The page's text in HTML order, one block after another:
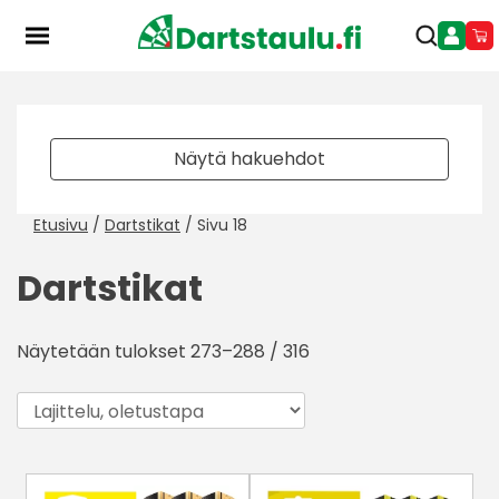
Näytä hakuehdot
Etusivu / Dartstikat / Sivu 18
Dartstikat
Näytetään tulokset 273–288 / 316